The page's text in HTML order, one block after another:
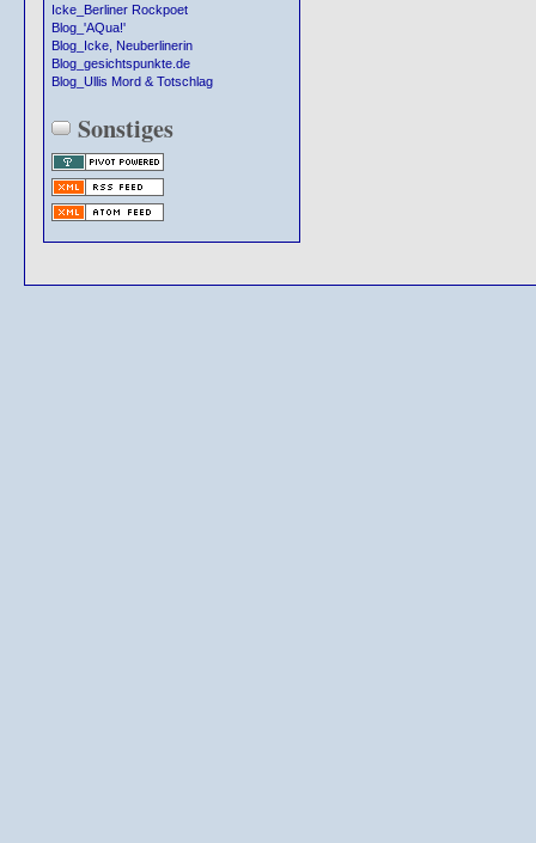
Icke_Berliner Rockpoet
Blog_'AQua!'
Blog_Icke, Neuberlinerin
Blog_gesichtspunkte.de
Blog_Ullis Mord & Totschlag
Sonstiges